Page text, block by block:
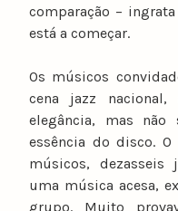
comparação –
está a começar.
Os músicos
cena jazz
elegância, mas não
essência do disco.
músicos, dezasseis
uma música acesa,
grupo. Muito